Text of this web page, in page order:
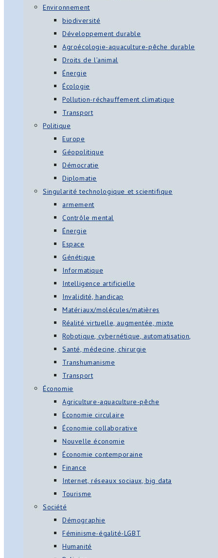
Environnement
biodiversité
Développement durable
Agroécologie-aquaculture-pêche durable
Droits de l’animal
Énergie
Écologie
Pollution-réchauffement climatique
Transport
Politique
Europe
Géopolitique
Démocratie
Diplomatie
Singularité technologique et scientifique
armement
Contrôle mental
Énergie
Espace
Génétique
Informatique
Intelligence artificielle
Invalidité, handicap
Matériaux/molécules/matières
Réalité virtuelle, augmentée, mixte
Robotique, cybernétique, automatisation,
Santé, médecine, chirurgie
Transhumanisme
Transport
Économie
Agriculture-aquaculture-pêche
Économie circulaire
Économie collaborative
Nouvelle économie
Économie contemporaine
Finance
Internet, réseaux sociaux, big data
Tourisme
Société
Démographie
Féminisme-égalité-LGBT
Humanité